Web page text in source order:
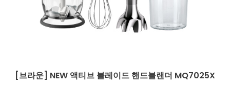
[브라운] NEW 액티브 블레이드 핸드블랜더 MQ7025X